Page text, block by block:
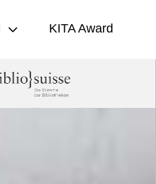
KITA Award